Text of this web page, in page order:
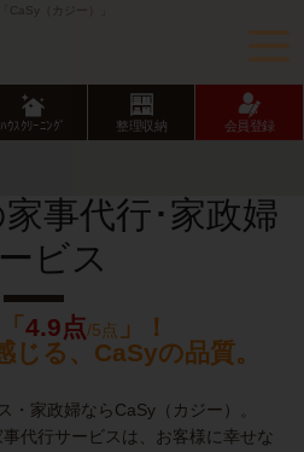
CaSy（カジー）」
ﾊｳｽｸﾘｰﾆﾝｸﾞ 整理収納 会員登録
事代行･家政婦
ビス
4.9点/5点
」！
る、CaSyの品質。
・家政婦ならCaSy（カジー）。
代行サービスは、お客様に幸せな